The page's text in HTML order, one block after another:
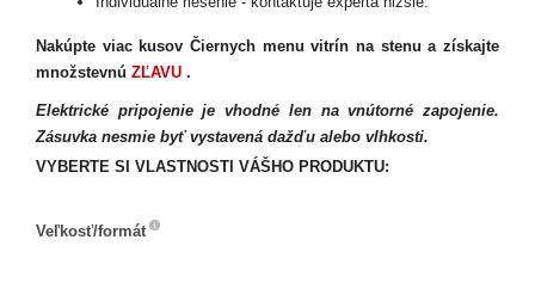
Nakúpte viac kusov Čiernych menu vitrín na stenu a získajte
množstevnú ZĽAVU .
Elektrické pripojenie je vhodné len na vnútorné zapojenie.
Zásuvka nesmie byť vystavená dažďu alebo vlhkosti.
VYBERTE SI VLASTNOSTI VÁŠHO PRODUKTU:
Veľkosť/formát